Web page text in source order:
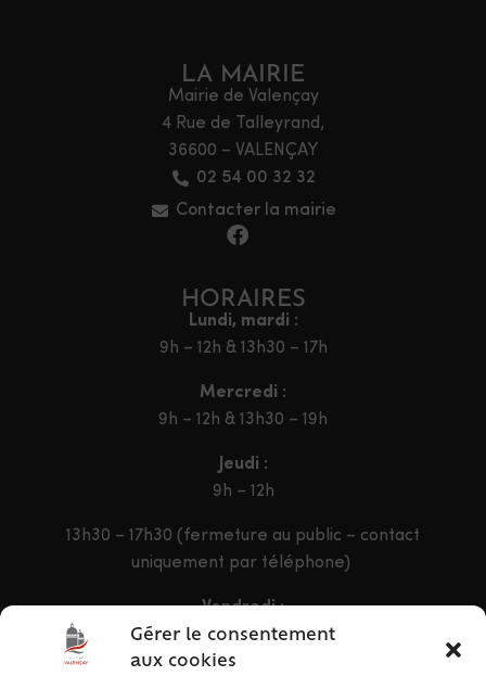
Gérer le consentement
aux cookies
LA MAIRIE
Mairie de Valençay
4 Rue de Talleyrand,
36600 – VALENÇAY
02 54 00 32 32
Contacter la mairie
HORAIRES
Lundi, mardi :
9h – 12h & 13h30 – 17h
Mercredi :
9h – 12h & 13h30 – 19h
Jeudi :
9h – 12h
13h30 – 17h30 (fermeture au public – contact
uniquement par téléphone)
Vendredi :
9h – 12h & 13h30 – 16h30